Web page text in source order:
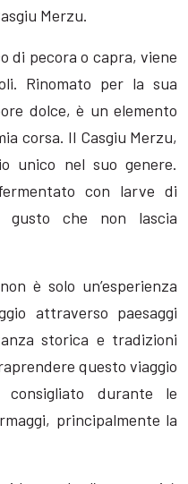
Merzu.
di pecora o capra, viene
Rinomato per la sua
dolce, è un elemento
corsa. Il Casgiu Merzu,
unico nel suo genere.
con larve di
gusto che non lascia
è solo un’esperienza
attraverso paesaggi
storica e tradizioni
questo viaggio
durante le
principalmente la